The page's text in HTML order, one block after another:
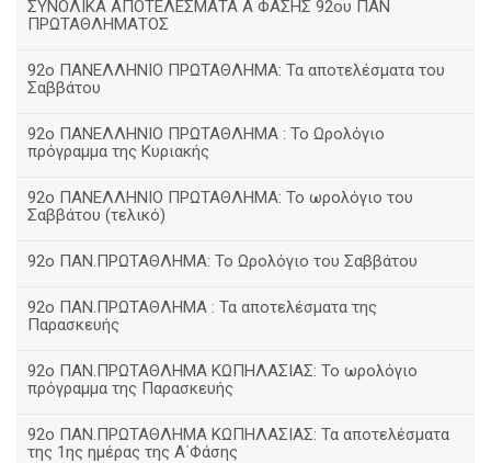
ΣΥΝΟΛΙΚΑ ΑΠΟΤΕΛΕΣΜΑΤΑ Α ΦΑΣΗΣ 92ου ΠΑΝ
ΠΡΩΤΑΘΛΗΜΑΤΟΣ
92ο ΠΑΝΕΛΛΗΝΙΟ ΠΡΩΤΑΘΛΗΜΑ: Τα αποτελέσματα του
Σαββάτου
92ο ΠΑΝΕΛΛΗΝΙΟ ΠΡΩΤΑΘΛΗΜΑ : Το Ωρολόγιο
πρόγραμμα της Κυριακής
92ο ΠΑΝΕΛΛΗΝΙΟ ΠΡΩΤΑΘΛΗΜΑ: Το ωρολόγιο του
Σαββάτου (τελικό)
92ο ΠΑΝ.ΠΡΩΤΑΘΛΗΜΑ: Το Ωρολόγιο του Σαββάτου
92ο ΠΑΝ.ΠΡΩΤΑΘΛΗΜΑ : Τα αποτελέσματα της
Παρασκευής
92o ΠΑΝ.ΠΡΩΤΑΘΛΗΜΑ ΚΩΠΗΛΑΣΙΑΣ: Το ωρολόγιο
πρόγραμμα της Παρασκευής
92ο ΠΑΝ.ΠΡΩΤΑΘΛΗΜΑ ΚΩΠΗΛΑΣΙΑΣ: Τα αποτελέσματα
της 1ης ημέρας της Α΄Φάσης